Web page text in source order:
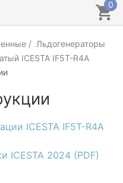
0
Льдогенераторы
ICESTA IF5T-R4A
ICESTA IF5T-R4A
ICESTA 2024 (PDF)